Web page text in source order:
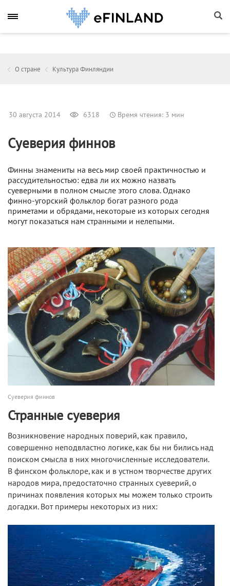
О стране Культура Финляндии
30 августа 2014 6318 Время чтения: 3 мин
Суеверия финнов
Финны знамениты на весь мир своей практичностью и
рассудительностью: едва ли их можно назвать
суеверными в полном смысле этого слова. Однако
финно-угорский фольклор богат разного рода
приметами и обрядами, некоторые из которых сегодня
могут показаться нам странными и нелепыми.
Суеверия финнов
Странные суеверия
Возникновение народных поверий, как правило,
совершенно неподвластно логике, как бы ни бились над
поиском смысла в них многочисленные исследователи.
В финском фольклоре, как и в устном творчестве других
народов мира, предостаточно странных суеверий, о
причинах появления которых мы можем только строить
догадки. Вот примеры некоторых из них: